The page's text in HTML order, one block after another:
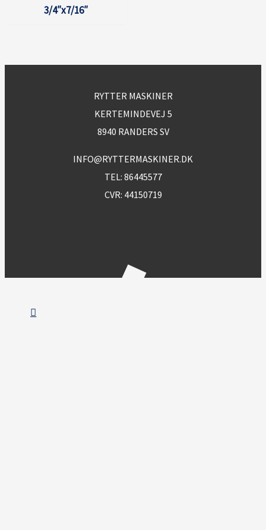
3/4″x7/16″
RYTTER MASKINER
KERTEMINDEVEJ 5
8940 RANDERS SV
INFO@RYTTERMASKINER.DK
TEL: 86445577
CVR: 44150719